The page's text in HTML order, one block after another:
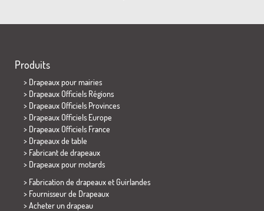
Produits
> Drapeaux pour mairies
> Drapeaux Officiels Régions
> Drapeaux Officiels Provinces
> Drapeaux Officiels Europe
> Drapeaux Officiels France
> Drapeaux de table
> Fabricant de drapeaux
> Drapeaux pour motards
> Fabrication de drapeaux et Guirlandes
> Fournisseur de Drapeaux
> Acheter un drapeau